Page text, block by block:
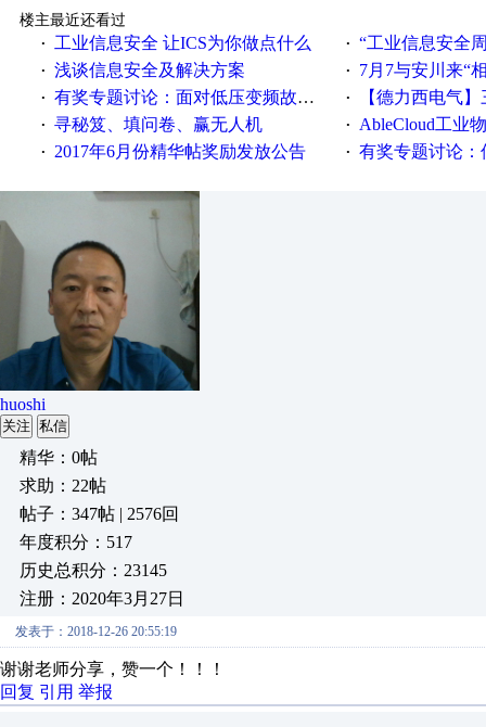
楼主最近还看过
·
工业信息安全 让ICS为你做点什么 · “工业信息安全周之我见”
· 浅谈信息安全及解决方案 · 7月7与安川来“
· 有奖专题讨论：面对低压变频故障，老手是这样解决的！ · 【德力西电气】三
· 寻秘笈、填问卷、赢无人机 · AbleCloud工业物联
· 2017年6月份精华帖奖励发放公告 · 有奖专题讨论：伺服选择
huoshi
关注 私信
精华：0帖
求助：22帖
帖子：347帖 | 2576回
年度积分：517
历史总积分：23145
注册：2020年3月27日
发表于：2018-12-26 20:55:19
谢谢老师分享，赞一个！！！
回复 引用 举报